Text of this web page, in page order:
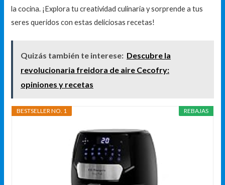
la cocina. ¡Explora tu creatividad culinaria y sorprende a tus
seres queridos con estas deliciosas recetas!
Quizás también te interese: Descubre la
revolucionaria freidora de aire Cecofry:
opiniones y recetas
REBAJAS
BESTSELLER NO. 1